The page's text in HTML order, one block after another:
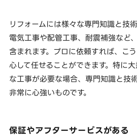
リフォームには様々な専門知識と技
電気工事や配管工事、耐震補強など
含まれます。プロに依頼すれば、こ
心して任せることができます。特に
な工事が必要な場合、専門知識と技
非常に心強いものです。
保証やアフターサービスがある